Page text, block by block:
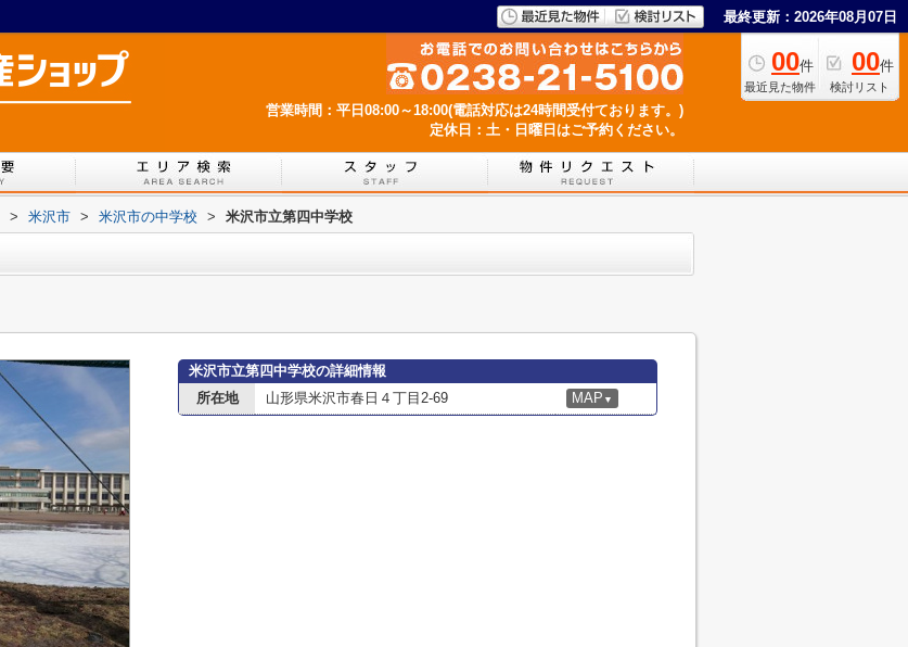
最終更新：2026年08月07日
00件
最近見た物件
00件
検討リスト
営業時間：平日08:00～18:00(電話対応は24時間受付ております。)
定休日：土・日曜日はご予約ください。
> 米沢市 > 米沢市の中学校 > 米沢市立第四中学校
米沢市立第四中学校の詳細情報
所在地
山形県米沢市春日４丁目2-69 MAP ▼